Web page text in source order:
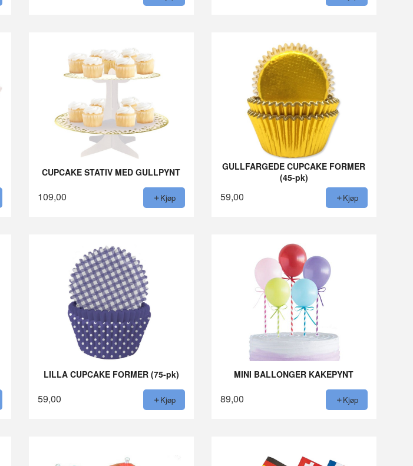
CUPCAKE STATIV MED GULLPYNT
109,00 Kjøp
GULLFARGEDE CUPCAKE FORMER
(45-pk)
59,00 Kjøp
LILLA CUPCAKE FORMER (75-pk)
59,00 Kjøp
MINI BALLONGER KAKEPYNT
89,00 Kjøp